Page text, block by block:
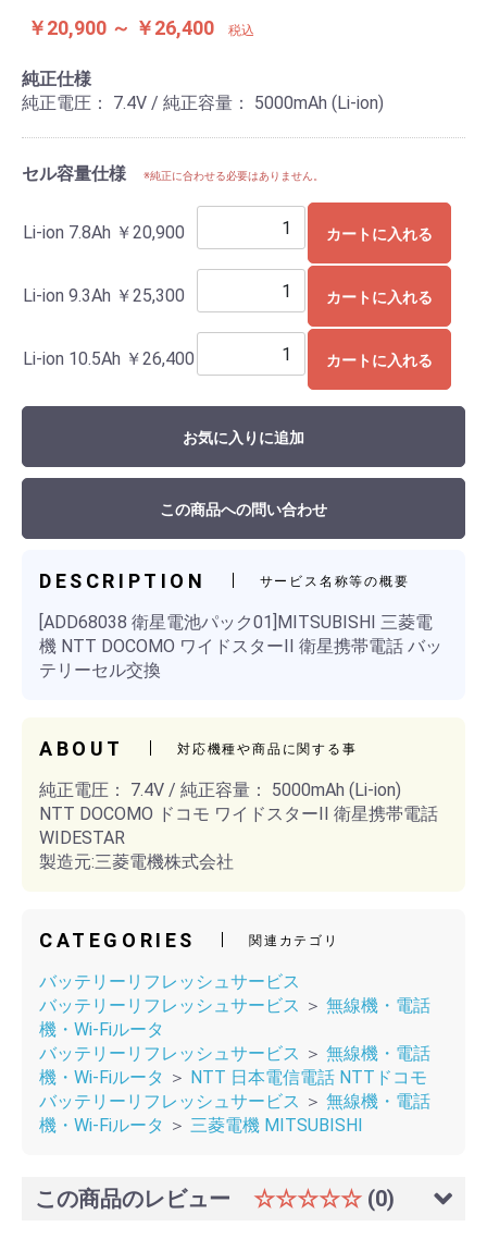
￥20,900 ～ ￥26,400 税込
純正仕様
純正電圧： 7.4V / 純正容量： 5000mAh (Li-ion)
セル容量仕様 ※純正に合わせる必要はありません。
Li-ion 7.8Ah ￥20,900 カートに入れる
Li-ion 9.3Ah ￥25,300 カートに入れる
Li-ion 10.5Ah ￥26,400 カートに入れる
お気に入りに追加
この商品への問い合わせ
DESCRIPTION サービス名称等の概要
[ADD68038 衛星電池パック01]MITSUBISHI 三菱電
機 NTT DOCOMO ワイドスターII 衛星携帯電話 バッ
テリーセル交換
ABOUT 対応機種や商品に関する事
純正電圧： 7.4V / 純正容量： 5000mAh (Li-ion)
NTT DOCOMO ドコモ ワイドスターII 衛星携帯電話
WIDESTAR
製造元:三菱電機株式会社
CATEGORIES 関連カテゴリ
バッテリーリフレッシュサービス
バッテリーリフレッシュサービス ＞ 無線機・電話
機・Wi-Fiルータ
バッテリーリフレッシュサービス ＞ 無線機・電話
機・Wi-Fiルータ ＞ NTT 日本電信電話 NTTドコモ
バッテリーリフレッシュサービス ＞ 無線機・電話
機・Wi-Fiルータ ＞ 三菱電機 MITSUBISHI
この商品のレビュー ☆☆☆☆☆ (0)